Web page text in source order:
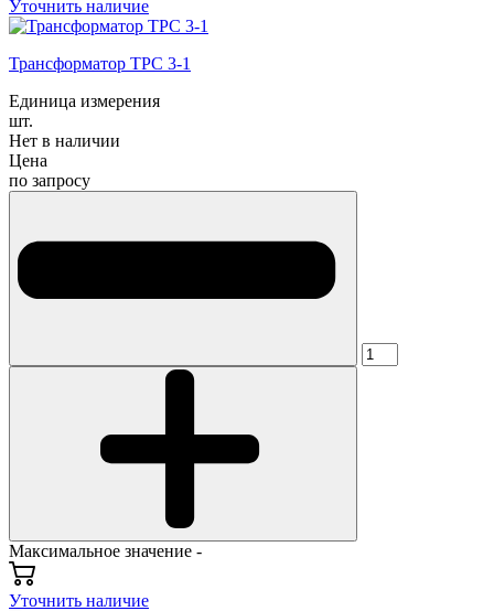
Уточнить наличие
Трансформатор ТРС 3-1
Единица измерения
шт.
Нет в наличии
Цена
по запросу
Максимальное значение -
Уточнить наличие